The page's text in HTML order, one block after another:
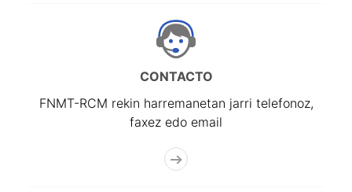
CONTACTO
FNMT-RCM rekin harremanetan jarri telefonoz,
faxez edo email